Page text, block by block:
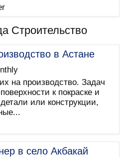
Строительство
в Астане
на производство. Задач
к покраске и
или конструкции,
в село Акбакай